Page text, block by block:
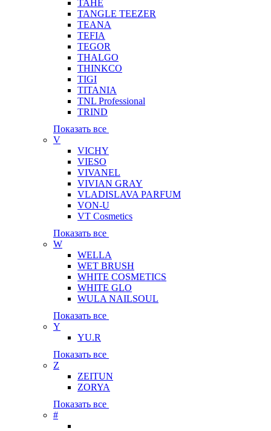
TAHE
TANGLE TEEZER
TEANA
TEFIA
TEGOR
THALGO
THINKCO
TIGI
TITANIA
TNL Professional
TRIND
Показать все
V
VICHY
VIESO
VIVANEL
VIVIAN GRAY
VLADISLAVA PARFUM
VON-U
VT Cosmetics
Показать все
W
WELLA
WET BRUSH
WHITE COSMETICS
WHITE GLO
WULA NAILSOUL
Показать все
Y
YU.R
Показать все
Z
ZEITUN
ZORYA
Показать все
#